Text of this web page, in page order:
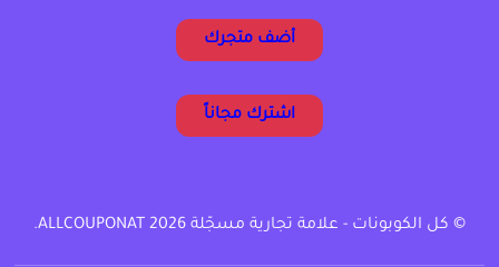
أضف متجرك
اشترك مجاناً
© كل الكوبونات - علامة تجارية مسجّلة ALLCOUPONAT 2026.